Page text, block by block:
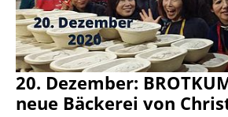
20. Dezember:
neue Bäckerei von